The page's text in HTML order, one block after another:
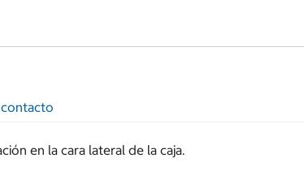
en la cara lateral de la caja.